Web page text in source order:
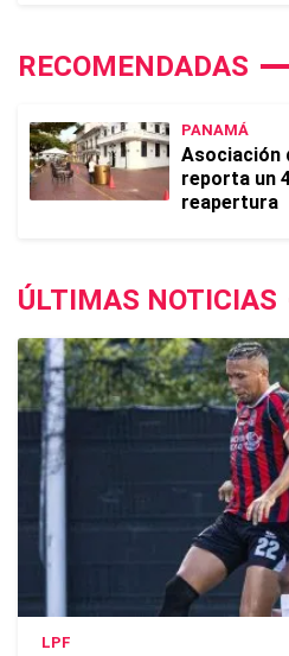
RECOMENDADAS
PANAMÁ
Asociación
reporta un
reapertura
ÚLTIMAS NOTICIAS
LPF